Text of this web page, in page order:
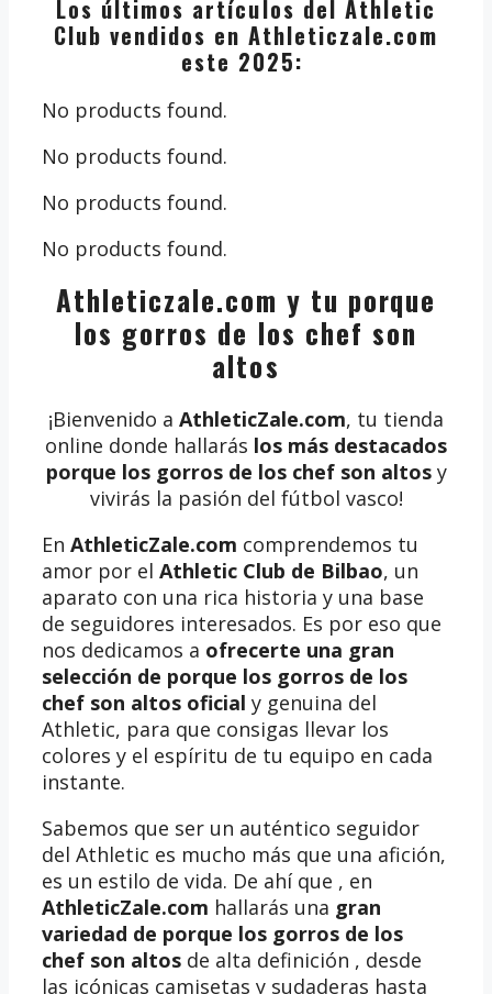
Los últimos artículos del Athletic
Club vendidos en Athleticzale.com
este 2025:
No products found.
No products found.
No products found.
No products found.
Athleticzale.com y tu porque
los gorros de los chef son
altos
¡Bienvenido a AthleticZale.com, tu tienda
online donde hallarás los más destacados
porque los gorros de los chef son altosy
vivirás la pasión del fútbol vasco!
En AthleticZale.com comprendemos tu
amor por el Athletic Club de Bilbao, un
aparato con una rica historia y una base
de seguidores interesados. Es por eso que
nos dedicamos a ofrecerte una gran
selección de porque los gorros de los
chef son altos oficial y genuina del
Athletic, para que consigas llevar los
colores y el espíritu de tu equipo en cada
instante.
Sabemos que ser un auténtico seguidor
del Athletic es mucho más que una afición,
es un estilo de vida. De ahí que , en
AthleticZale.com hallarás una gran
variedad de porque los gorros de los
chef son altos de alta definición , desde
las icónicas camisetas y sudaderas hasta